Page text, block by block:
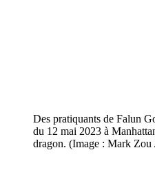
Des pratiquants de Falun
du 12 mai 2023 à
dragon. (Image : Mark